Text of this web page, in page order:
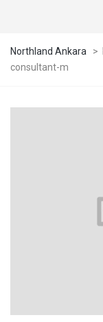
Northland Ankara >
consultant-m